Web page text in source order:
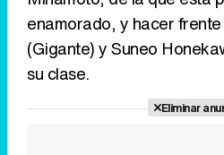
enamorado, y hacer
(Gigante) y Suneo
su clase.
Eliminar